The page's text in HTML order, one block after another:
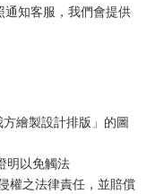
知客服，我們會提供
繪製設計排版」的圖
明以免觸法
權之法律責任，並賠償